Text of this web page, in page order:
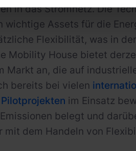
in das Stromnetz. Die
wichtige Assets für die
Flexibilität, was in
Mobility House bietet
Markt an, die auf
bereits bei vielen
im Einsatz
belegt und
mit dem Handeln von